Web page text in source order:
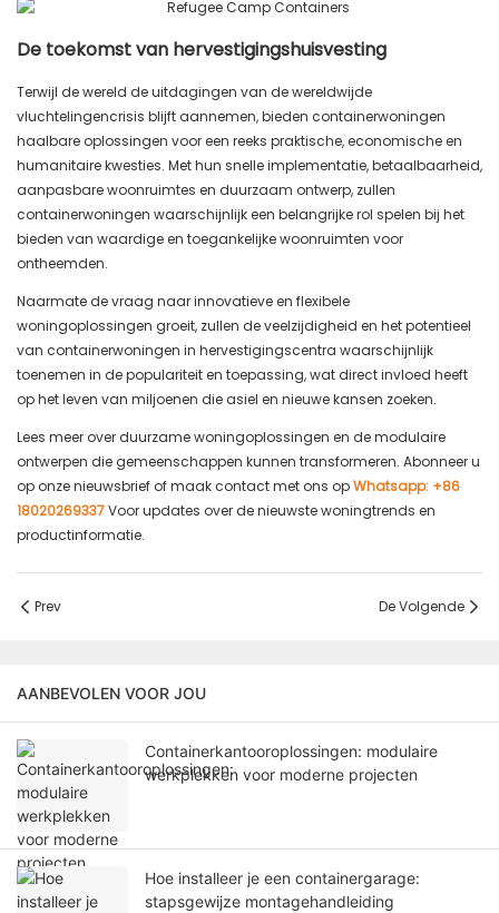
De toekomst van hervestigingshuisvesting
Terwijl de wereld de uitdagingen van de wereldwijde
vluchtelingencrisis blijft aannemen, bieden containerwoningen
haalbare oplossingen voor een reeks praktische, economische en
humanitaire kwesties. Met hun snelle implementatie, betaalbaarheid,
aanpasbare woonruimtes en duurzaam ontwerp, zullen
containerwoningen waarschijnlijk een belangrijke rol spelen bij het
bieden van waardige en toegankelijke woonruimten voor
ontheemden.
Naarmate de vraag naar innovatieve en flexibele
woningoplossingen groeit, zullen de veelzijdigheid en het potentieel
van containerwoningen in hervestigingscentra waarschijnlijk
toenemen in de populariteit en toepassing, wat direct invloed heeft
op het leven van miljoenen die asiel en nieuwe kansen zoeken.
Lees meer over duurzame woningoplossingen en de modulaire
ontwerpen die gemeenschappen kunnen transformeren. Abonneer u
op onze nieuwsbrief of maak contact met ons opWhatsapp: +86
18020269337Voor updates over de nieuwste woningtrends en
productinformatie.
Prev De Volgende
AANBEVOLEN VOOR JOU
Containerkantooroplossingen: modulaire
werkplekken voor moderne projecten
Hoe installeer je een containergarage:
stapsgewijze montagehandleiding